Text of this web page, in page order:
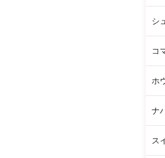
シ
コ
ホ
ナ
ス